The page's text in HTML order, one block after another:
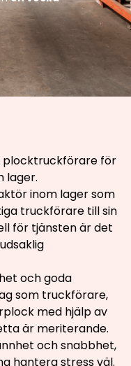
plocktruckförare för
lager.
inom lager som
truckförare till sin
för tjänsten är det
och goda
som truckförare,
med hjälp av
är meriterande.
och snabbhet,
hantera stress väl.